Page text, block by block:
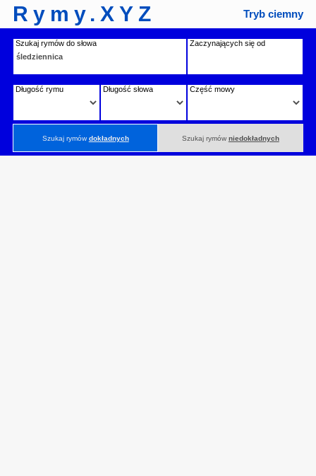
Rymy.XYZ Tryb ciemny
Szukaj rymów do słowa Zaczynających się od
Długość rymu Długość słowa Część mowy
Szukaj rymówdokładnych Szukaj rymów niedokładnych